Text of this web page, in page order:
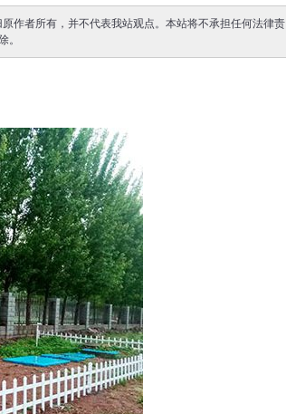
作者所有，并不代表我站观点。本站将不承担任何法律责
。